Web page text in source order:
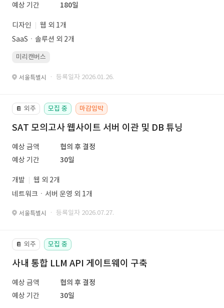
예상 기간
180일
디자인
웹 외 1개
SaaSㆍ솔루션 외 2개
미리캔버스
서울특별시 · 등록일자 2026.01.26.
📔 외주 모집 중 마감임박
SAT 모의고사 웹사이트 서버 이관 및 DB 튜닝
예상 금액
협의 후 결정
예상 기간
30일
개발
웹 외 2개
네트워크ㆍ서버 운영 외 1개
서울특별시 · 등록일자 2026.07.27.
📔 외주 모집 중
사내 통합 LLM API 게이트웨이 구축
예상 금액
협의 후 결정
예상 기간
30일